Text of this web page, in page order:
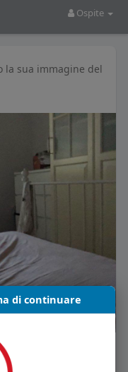
Ospite
la sua immagine del
di continuare